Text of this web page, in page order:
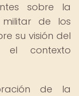
sobre la
de los
su visión del
contexto
de la